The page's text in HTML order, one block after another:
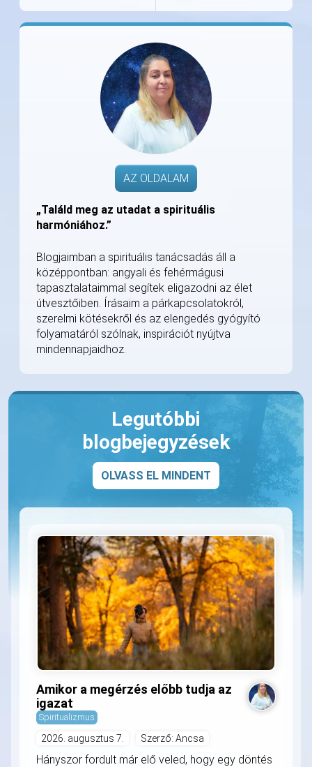
AZ OLDALAM
„Találd meg az utadat a spirituális
harmóniához.”
Blogjaimban a spirituális tanácsadás áll a
középpontban: angyali és fehérmágusi
tapasztalataimmal segítek eligazodni az élet
útvesztőiben. Írásaim a párkapcsolatokról,
szerelmi kötésekről és az elengedés gyógyító
folyamatáról szólnak, inspirációt nyújtva
mindennapjaidhoz.
Legutóbbi
blogbejegyzések
OLVASS EL MINDENT
Amikor a megérzés előbb tudja az
igazat
Spiritualizmus
2026. augusztus 7. Szerző: Ancsa
Hányszor fordult már elő veled, hogy egy döntés